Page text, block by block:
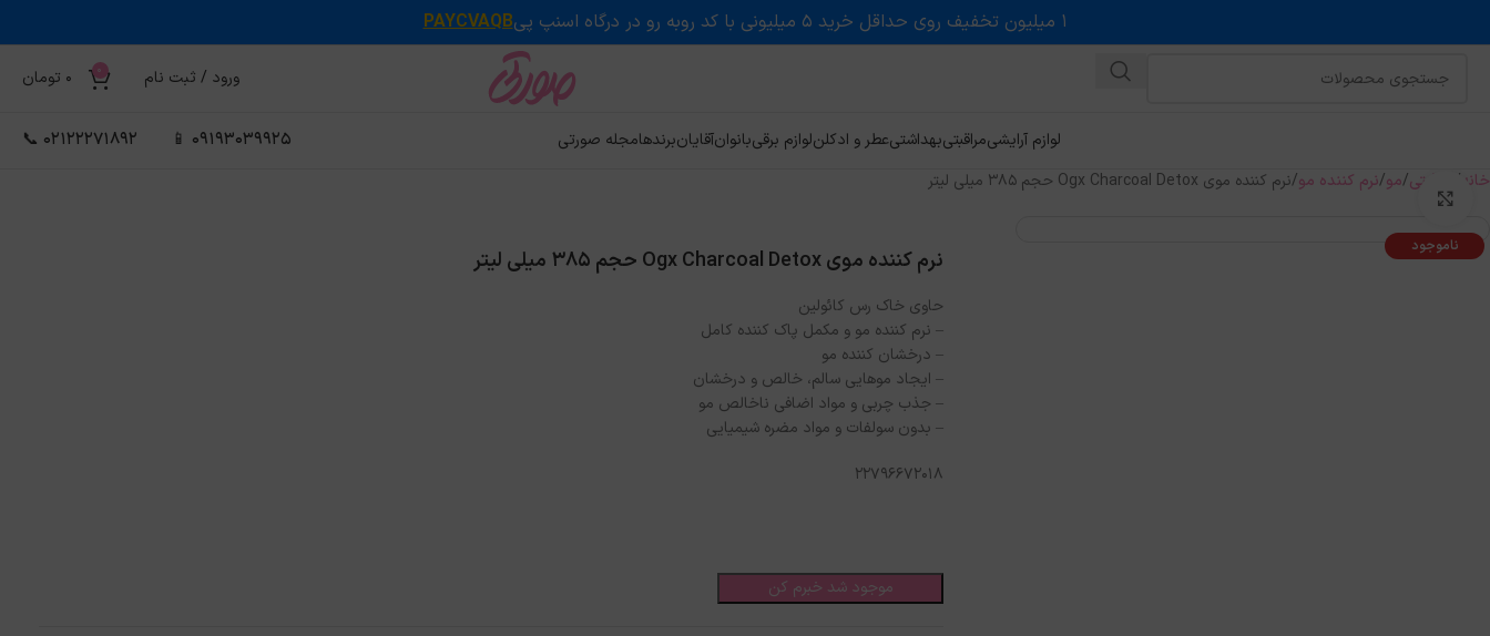
۱ میلیون تخفیف روی حداقل خرید ۵ میلیونی با کد روبه رو در درگاه اسنپ پی PAYCVAQB
ورود / ثبت نام 0
0 تومان
لوازم آرایشیمراقبتیبهداشتیعطر و ادکلنلوازم برقیبانوانآقایانبرندهامجله صورتی 09193039925 📱
02122271892 📞
خانه مراقبتی مو نرم کننده مو نرم کننده موی Ogx Charcoal Detox حجم 385 میلی لیتر
ناموجود
بزرگنمایی تصویر
نرم کننده موی Ogx Charcoal Detox حجم 385 میلی لیتر
حاوی خاک رس کائولین
– نرم کننده مو و مکمل پاک کننده کامل
– درخشان کننده مو
– ایجاد موهایی سالم، خالص و درخشان
– جذب چربی و مواد اضافی ناخالص مو
– بدون سولفات و مواد مضره شیمیایی
22796672018
موجود شد خبرم کن